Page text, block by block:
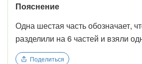
Пояснение
Одна шестая часть обозначает,
разделили на 6 частей и взяли
Поделиться